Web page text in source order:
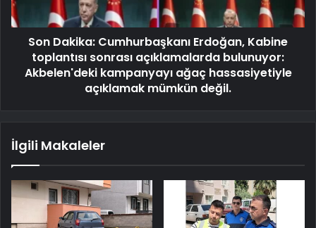
Son Dakika: Cumhurbaşkanı Erdoğan, Kabine
toplantısı sonrası açıklamalarda bulunuyor:
Akbelen'deki kampanyayı ağaç hassasiyetiyle
açıklamak mümkün değil.
İlgili Makaleler